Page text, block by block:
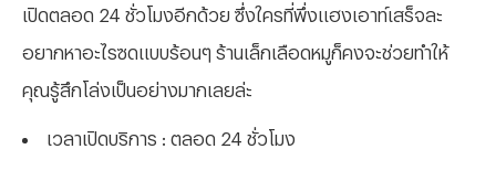
เปิดตลอด 24 ชั่วโมงอีกด้วย ซึ่งใครที่พึ่งแฮงเอาท์เสร็จละ
อยากหาอะไรซดแบบร้อนๆ ร้านเล็กเลือดหมูก็คงจะช่วยทำให้
คุณรู้สึกโล่งเป็นอย่างมากเลยล่ะ
เวลาเปิดบริการ : ตลอด 24 ชั่วโมง